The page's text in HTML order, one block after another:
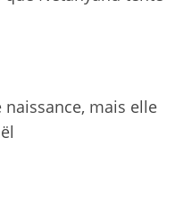
mais elle